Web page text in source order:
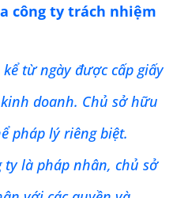
công ty trách nhiệm
từ ngày được cấp giấy
doanh. Chủ sở hữu
pháp lý riêng biệt.
ty là pháp nhân, chủ sở